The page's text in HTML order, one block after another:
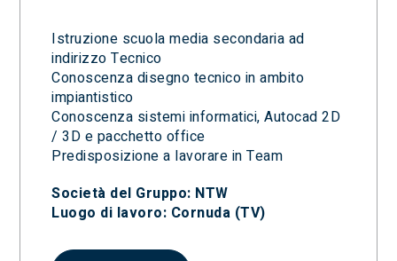
Istruzione scuola media secondaria ad
indirizzo Tecnico
Conoscenza disegno tecnico in ambito
impiantistico
Conoscenza sistemi informatici, Autocad 2D
/ 3D e pacchetto office
Predisposizione a lavorare in Team
Società del Gruppo: NTW
Luogo di lavoro: Cornuda (TV)